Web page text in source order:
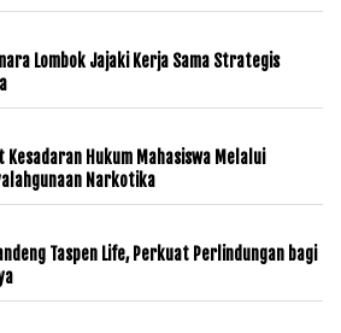
Lombok Jajaki Kerja Sama Strategis
Hukum Mahasiswa Melalui
Narkotika
Taspen Life, Perkuat Perlindungan bagi